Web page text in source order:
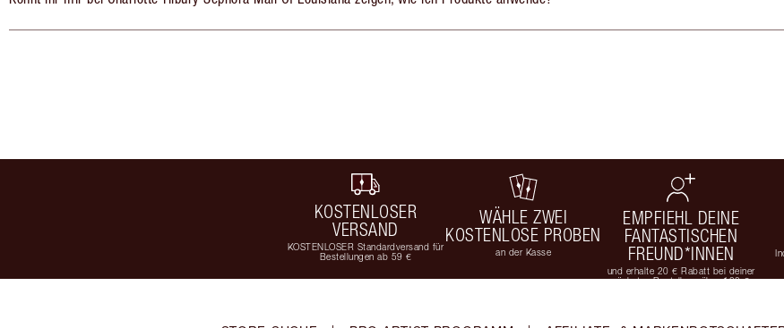
KOSTENLOSER
VERSAND
KOSTENLOSER Standardversand für
Bestellungen ab 59 €
WÄHLE ZWEI
KOSTENLOSE PROBEN
an der Kasse
EMPFIEHL DEINE
FANTASTISCHEN
FREUND*INNEN
und erhalte 20 € Rabatt bei deiner
nächsten Bestellung über 100 €